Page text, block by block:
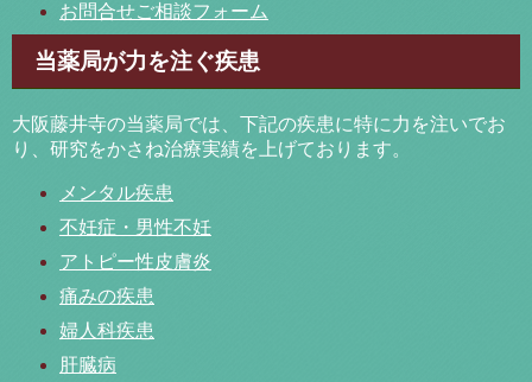
お問合せご相談フォーム
当薬局が力を注ぐ疾患
大阪藤井寺の当薬局では、下記の疾患に特に力を注いでお
り、研究をかさね治療実績を上げております。
メンタル疾患
不妊症・男性不妊
アトピー性皮膚炎
痛みの疾患
婦人科疾患
肝臓病